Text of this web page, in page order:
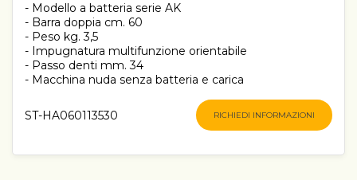
- Modello a batteria serie AK
- Barra doppia cm. 60
- Peso kg. 3,5
- Impugnatura multifunzione orientabile
- Passo denti mm. 34
- Macchina nuda senza batteria e carica
ST-HA060113530 RICHIEDI INFORMAZIONI